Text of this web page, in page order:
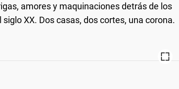
amores y maquinaciones detrás de los
XX. Dos casas, dos cortes, una corona.